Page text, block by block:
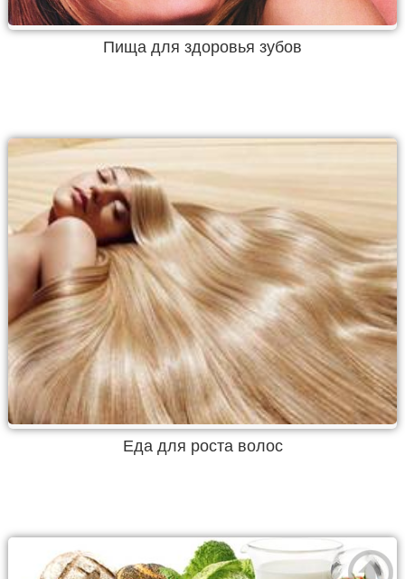
Пища для здоровья зубов
Еда для роста волос